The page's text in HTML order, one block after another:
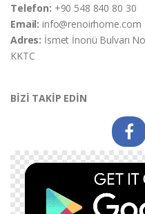
Telefon: +90 548 840 80 30
Email:info@renoirhome.com
Adres: İsmet İnonü Bulvarı
KKTC
BİZİ TAKİP EDİN